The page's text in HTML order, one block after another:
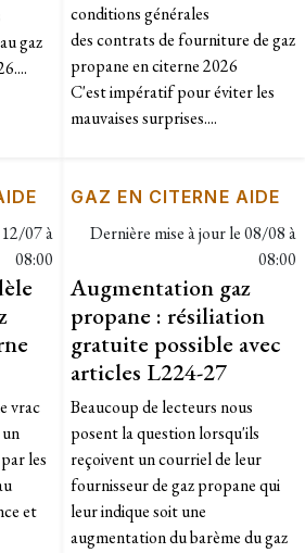
gaz
conditions générales
des contrats de fourniture de gaz
propane en citerne 2026
C'est impératif pour éviter les
mauvaises surprises....
12/07 à
08:00
vrac
les
et
GAZ EN CITERNE AIDE
Dernière mise à jour le08/08 à
08:00
Augmentation gaz
propane : résiliation
gratuite possible avec
articles L224-27
Beaucoup de lecteurs nous
posent la question lorsqu'ils
reçoivent un courriel de leur
fournisseur de gaz propane qui
leur indique soit une
augmentation du barème du gaz